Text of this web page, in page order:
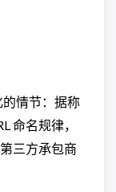
情节：据称
命名规律，
三方承包商